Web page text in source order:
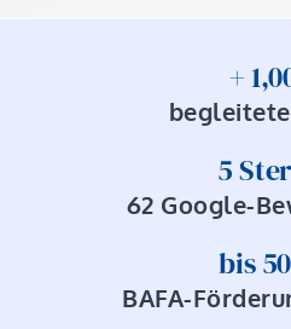
+
62 Google-
5
BAFA-
bis 50